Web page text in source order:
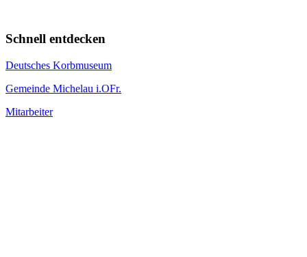
Schnell entdecken
Deutsches Korbmuseum
Gemeinde Michelau i.OFr.
Mitarbeiter